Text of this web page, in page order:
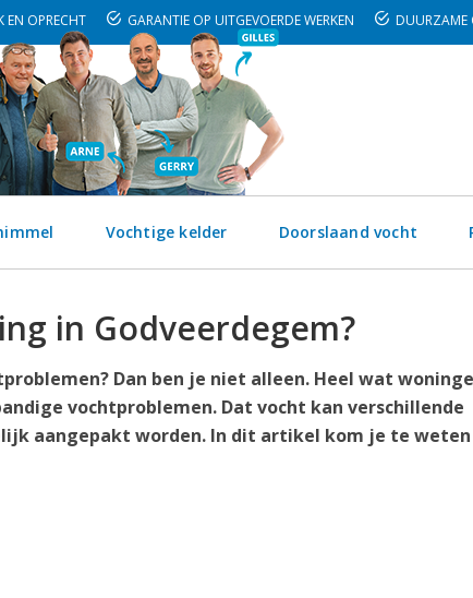
EN OPRECHT GARANTIE OP UITGEVOERDE WERKEN DUURZAME
Vochtige kelder Doorslaand vocht
in Godveerdegem?
Dan ben je niet alleen. Heel wat
vochtproblemen. Dat vocht kan verschillende
aangepakt worden. In dit artikel kom je te weten